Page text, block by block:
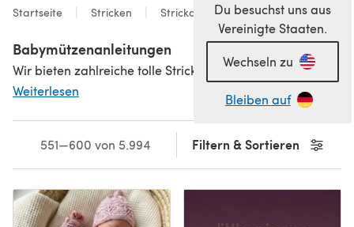
Du besuchst uns aus
Vereinigte Staaten.
Wechseln zu
Bleiben auf
Startseite Stricken Strickanleitungen
Babymützenanleitungen
Weiterlesen
Filtern & Sortieren
551—600 von 5.994